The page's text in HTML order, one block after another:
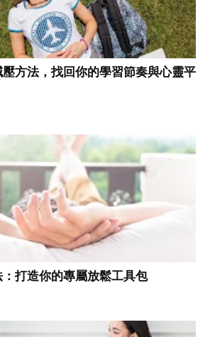
方法，找回你的學習節奏與心靈平
打造你的專屬放鬆工具包